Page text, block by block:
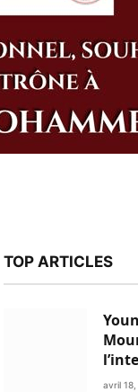
TOP ARTICLES
est
avril 18,